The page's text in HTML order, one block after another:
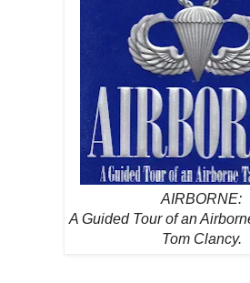
AIRBORNE:
A Guided Tour of an
Tom Clancy.